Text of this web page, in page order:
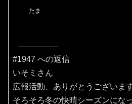
たま
#1947 への返信
いそミさん
広報活動、ありがとうございます
そろそろ冬の快晴シーズンにな